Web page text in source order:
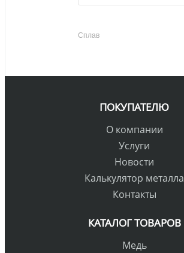
Сплав
ПОКУПАТЕЛЮ
О компании
Услуги
Новости
Калькулятор металла
Контакты
КАТАЛОГ ТОВАРОВ
Медь